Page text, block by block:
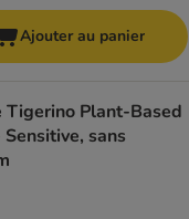
Ajouter au panier
Tigerino Plant-Based
sans